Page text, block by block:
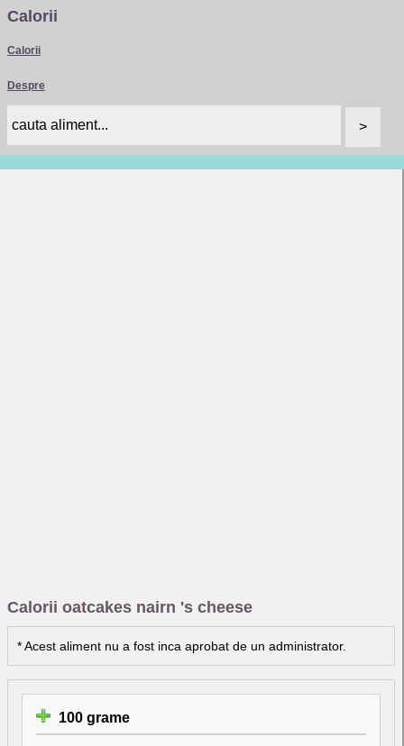
Calorii
Calorii
Despre
Calorii oatcakes nairn 's cheese
* Acest aliment nu a fost inca aprobat de un administrator.
100 grame